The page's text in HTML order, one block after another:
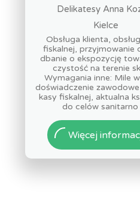
Delikatesy Anna
Kielce
Obsługa klienta,
fiskalnej, przyjmowanie
dbanie o ekspozycję
czystość na terenie
Wymagania inne: Mile
doświadczenie
kasy fiskalnej, aktualna
do celów sanitarno
Więcej